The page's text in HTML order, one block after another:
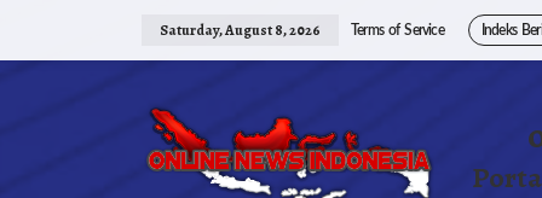
Saturday, August 8, 2026 Terms of Service Indeks